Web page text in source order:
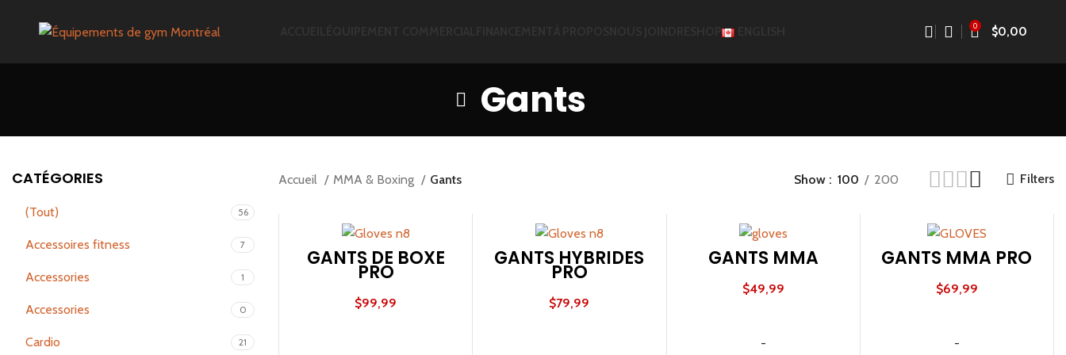
0 $0,00
Gants
CATÉGORIES
(Tout) 56
Accessoires fitness 7
Accessories 1
Accessories 0
Cardio 21
Accueil MMA & Boxing Gants Show 100 200 Filters
GANTS DE BOXE
PRO
$99,99
GANTS HYBRIDES
PRO
$79,99
GANTS MMA
$49,99
-
GANTS MMA PRO
$69,99
-